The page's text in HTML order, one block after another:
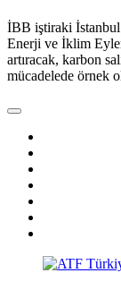
İBB iştiraki
Enerji ve İklim
artıracak, karbon
mücadelede örnek